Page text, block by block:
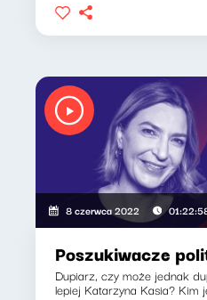
8 czerwca 2022
Poszukiwacze
Dupiarz, czy może jednak
lepiej Katarzyna Kasia? Kim